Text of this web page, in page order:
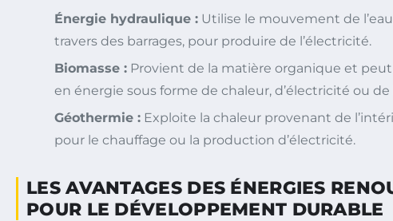
Énergie hydraulique : Utilise le mouvement de
travers des barrages, pour produire de l’électricité.
Biomasse : Provient de la matière organique et
en énergie sous forme de chaleur, d’électricité ou
Géothermie : Exploite la chaleur provenant de
pour le chauffage ou la production d’électricité.
LES AVANTAGES DES ÉNERGIES
POUR LE DÉVELOPPEMENT DURABLE